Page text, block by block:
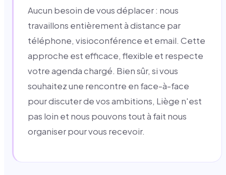
Aucun besoin de vous déplacer : nous
travaillons entièrement à distance par
téléphone, visioconférence et email. Cette
approche est efficace, flexible et respecte
votre agenda chargé. Bien sûr, si vous
souhaitez une rencontre en face-à-face
pour discuter de vos ambitions, Liège n'est
pas loin et nous pouvons tout à fait nous
organiser pour vous recevoir.